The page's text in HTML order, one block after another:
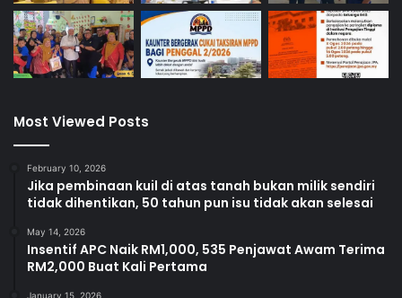
Most Viewed Posts
February 10, 2026
Jika pembinaan kuil di atas tanah bukan milik sendiri
tidak dihentikan, 50 tahun pun isu tidak akan selesai
May 14, 2026
Insentif APC Naik RM1,000, 535 Penjawat Awam Terima
RM2,000 Buat Kali Pertama
January 15, 2026